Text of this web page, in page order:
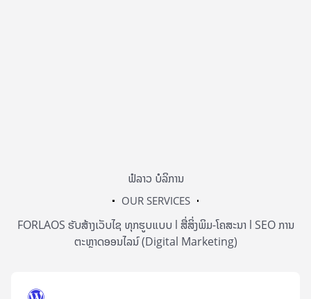
ຟໍລາວ ບໍລິການ
OUR SERVICES
FORLAOS ຮັບສ້າງເວັບໄຊ ທຸກຮູບແບບ l ສື່ສິ່ງພິມ-ໂຄສະນາ l SEO ການ
ຕະຫຼາດອອນໄລນ໌ (Digital Marketing)